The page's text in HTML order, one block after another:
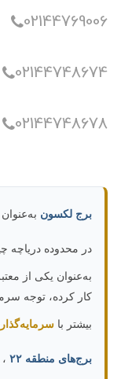
02144769006
02144748674
02144748678
برج لکسون
در محدوده دریاچه
به‌عنوان یکی از
کار کرده، توجه
بیشتر باسرمایه‌گذاری در
برج‌های منطقه ۲۲ ،